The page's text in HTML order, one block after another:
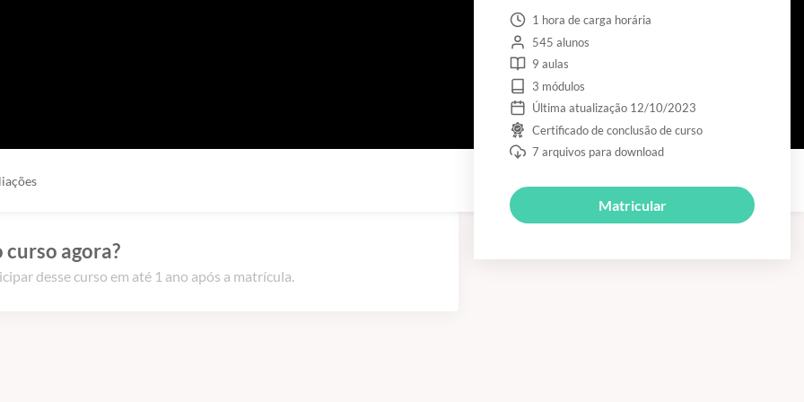
curso agora?
desse curso em até 1 ano após a matrícula.
1 hora de carga horária
545 alunos
9 aulas
3 módulos
Última atualização 12/10/2023
Certificado de conclusão de curso
7 arquivos para download
Matricular